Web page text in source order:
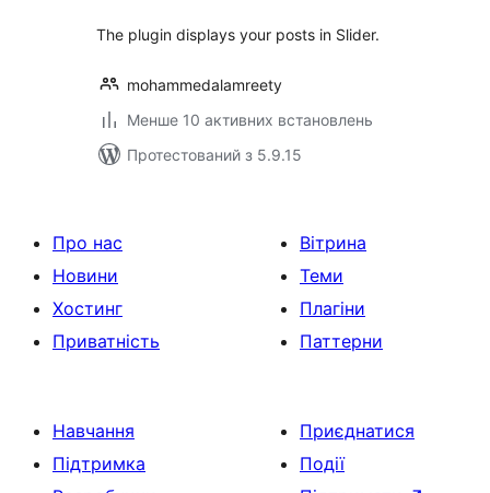
The plugin displays your posts in Slider.
mohammedalamreety
Менше 10 активних встановлень
Протестований з 5.9.15
Про нас
Новини
Хостинг
Приватність
Вітрина
Теми
Плагіни
Паттерни
Навчання
Підтримка
Приєднатися
Події